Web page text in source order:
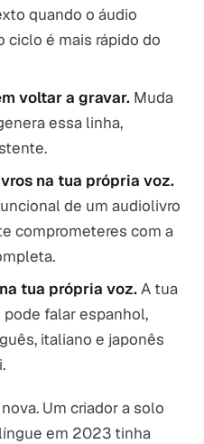
quando o áudio
ciclo é mais rápido do
voltar a gravar. Muda
essa linha,
na tua própria voz.
de um audiolivro
comprometeres com a
tua própria voz.A tua
falar espanhol,
italiano e japonês
Um criador a solo
em 2023 tinha